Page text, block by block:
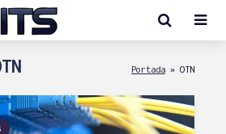
Portada » OTN